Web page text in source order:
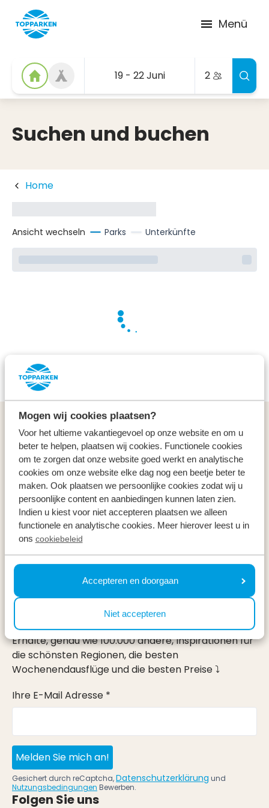
Mogen wij cookies plaatsen?
Voor het ultieme vakantiegevoel op onze website en om u
beter te helpen, plaatsen wij cookies. Functionele cookies
om te zorgen dat onze website goed werkt en analytische
cookies om onze website elke dag nog een beetje beter te
maken. Ook plaatsen we persoonlijke cookies zodat wij u
persoonlijke content en aanbiedingen kunnen laten zien.
Indien u kiest voor niet accepteren plaatsen we alleen
functionele en analytische cookies. Meer hierover leest u in
ons cookiebeleid
Accepteren en doorgaan
Niet accepteren
Menü
19 - 22 Juni 2
Suchen und buchen
Home
Ansicht wechseln Parks Unterkünfte
Allgemeines
Service & Kontakt
Arten
Specials
Urlaub
Im Urlaub
Erhalte, genau wie 100.000 andere, Inspirationen für
die schönsten Regionen, die besten
Wochenendausflüge und die besten Preise ⤵
Ihre E-Mail Adresse *
Melden Sie mich an!
Gesichert durch reCaptcha,Datenschutzerklärung und
Nutzungsbedingungen Bewerben.
Folgen Sie uns